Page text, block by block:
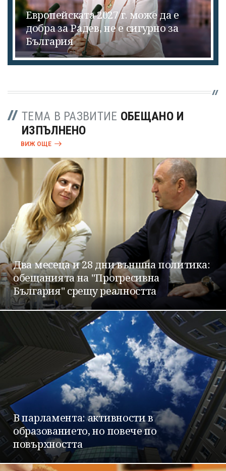
Успешно
излязохте от
профила си!
Европейската 2027 г. може да е
добра за Радев, не е сигурно за
България
ТЕМА В РАЗВИТИЕ ОБЕЩАНО И
ИЗПЪЛНЕНО
ВИЖ ОЩЕ
Два месеца и 28 дни външна политика:
обещанията на "Прогресивна
България" срещу реалността
В парламента: активности в
образованието, но повече по
повърхността